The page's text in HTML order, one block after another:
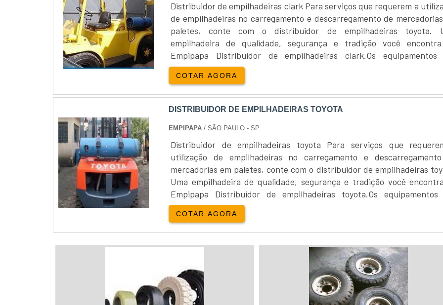
Distribuidor de empilhadeiras clark Para serviços que requerem a
de empilhadeiras no carregamento e descarregamento de
paletes, conte com o distribuidor de empilhadeiras toyota.
empilhadeira de qualidade, segurança e tradição você
Empipapa Distribuidor de empilhadeiras clark.Os equipamentos
encontrados nas opções manual e elétrica para atender as mais
aplicações. As empilhadeiras ma...
COTAR AGORA
DISTRIBUIDOR DE EMPILHADEIRAS TOYOTA
EMPIPAPA / SÃO PAULO - SP
Distribuidor de empilhadeiras toyota Para serviços que
utilização de empilhadeiras no carregamento e
mercadorias em paletes, conte com o distribuidor de empilhadeiras
Uma empilhadeira de qualidade, segurança e tradição você
Empipapa Distribuidor de empilhadeiras toyota.Os equipamentos
encontrados nas opções manual e elétrica para atender as mais
aplicações. As empilhadeiras ...
COTAR AGORA